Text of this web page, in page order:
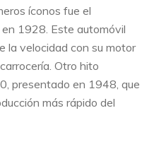
íconos fue el
1928. Este automóvil
la velocidad con su motor
Otro hito
presentado en 1948, que
más rápido del